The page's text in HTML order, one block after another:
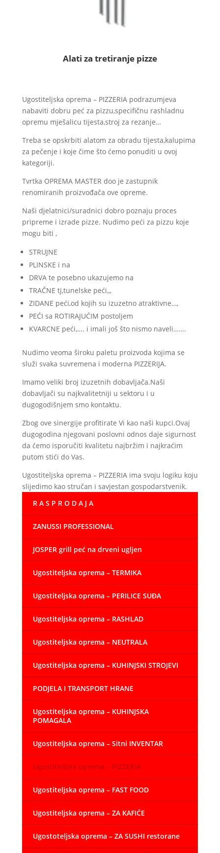
Alati za tretiranje pizze
Ugostiteljska oprema – PIZZERIA podrazumjeva
nabaviti dobru peć za pizzu,specifičnu rashladnu
opremu mješalicu tijesta,stroj za rezanje…
Treba se opskrbiti alatom za obradu tijesta,kalupima
za pečenje i koje čime što ćemo ponuditi u ovoj
kategoriji.
Tvrtka OPREMA MASTER doo je zastupnik
renomiranih proizvođača ove opreme.
Naši djelatnici/suradnici dobro poznaju proces
pripreme i izrade pizze. Nudimo peći za pizzu koje
mogu biti ,
STRUJNE
PLINSKE i na
DRVA te posebno ukazujemo na
TRAČNE tj,tunelske peći,,,
ZIDANE peći,od kojih su izuzetno atraktivne…,
PEĆI sa ROTIRAJUĆIM postoljem
KVARCNE peći,…. i imali još što nismo naveli…….
Nudimo veoma široku paletu proizvoda kojima se
služi svaka suvremena i moderna PIZZERIJA.
Imamo veliki broj izuzetnih dobavljača.Naši
dobavljači su najkvalitetniji u sektoru i u
dugogodišnjem smo kontaktu.
Zbog ove sinergije profitirate Vi kao naši kupci.Ovaj
dugogodina njegovani poslovni odnos daje sigurnost
da ćemo isporučiti kvalitetu najbržim i najkraćim
putom stići do Vas.
Ugostiteljska oprema – PIZZERIA ima svoju logiku koju
slijedimo kao stručan i savjestan gospodarstvenik.
R A S P R O D A J A
ZANUSSI PROFESSIONAL
JOSPER grill peć na drveni ugljen
Ugostiteljska oprema – TERMIKA
Ugostiteljska oprema – PERILICE SUĐA
Ugostiteljska oprema – RASHLAD
Ugostiteljska oprema – NEUTRALA
Ugostiteljska oprema – KUHINJSKI STROJEVI
PODJELA I TRANSPORT HRANE
Ugostiteljska oprema – KUHINJSKA
POMAGALA
Ugostiteljska oprema – Sitni INVENTAR
Ugostiteljska oprema – PIZZERIA
Ugostiteljska oprema – FAST FOOD
Ugostiteljska oprema – ZA KAFIĆE
Ugostoteljska oprema – ZA SUSHI restorane